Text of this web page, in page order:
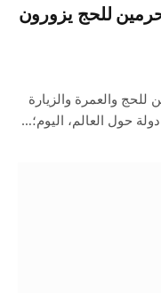
للحج يزورون
والعمرة والزيارة